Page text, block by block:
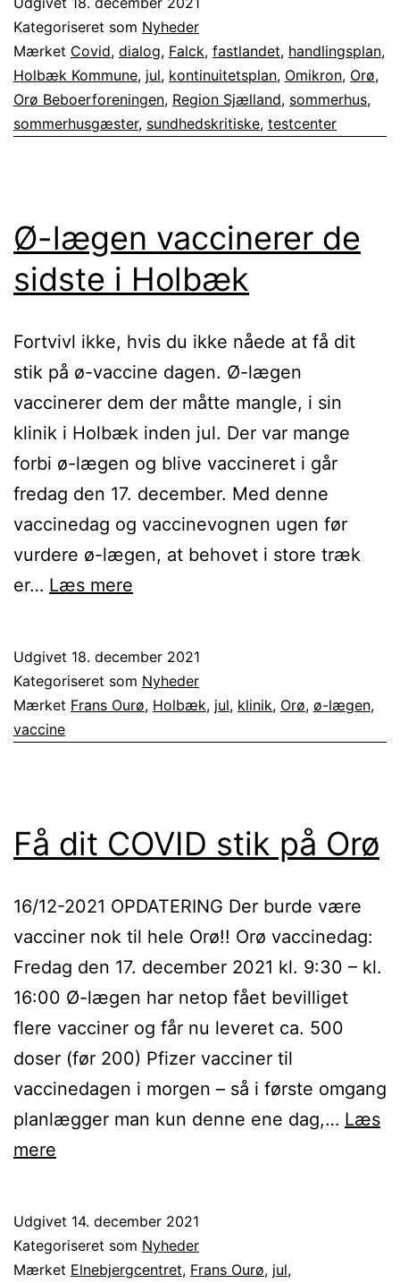
på
Orø
inden
jul,
Kategoriseret som Nyheder
Mærket Covid, dialog, Falck, fastlandet, handlingsplan,
Holbæk Kommune, jul, kontinuitetsplan, Omikron, Orø,
Orø Beboerforeningen, Region Sjælland, sommerhus,
sommerhusgæster, sundhedskritiske, testcenter
Ø-lægen vaccinerer de
sidste i Holbæk
Fortvivl ikke, hvis du ikke nåede at få dit
stik på ø-vaccine dagen. Ø-lægen
vaccinerer dem der måtte mangle, i sin
klinik i Holbæk inden jul. Der var mange
forbi ø-lægen og blive vaccineret i går
fredag den 17. december. Med denne
vaccinedag og vaccinevognen ugen før
vurdere ø-lægen, at behovet i store træk
er… Læs mere
de
sidste
Udgivet 18. december 2021
Kategoriseret som Nyheder
Mærket Frans Ourø, Holbæk, jul, klinik, Orø, ø-lægen,
vaccine
Få dit COVID stik på Orø
16/12-2021 OPDATERING Der burde være
vacciner nok til hele Orø!! Orø vaccinedag:
Fredag den 17. december 2021 kl. 9:30 – kl.
16:00 Ø-lægen har netop fået bevilliget
flere vacciner og får nu leveret ca. 500
doser (før 200) Pfizer vacciner til
vaccinedagen i morgen – så i første omgang
planlægger man kun denne ene dag,… Læs
mere
stik
på
Udgivet 14. december 2021
Kategoriseret som Nyheder
Mærket Elnebjergcentret, Frans Ourø, jul,